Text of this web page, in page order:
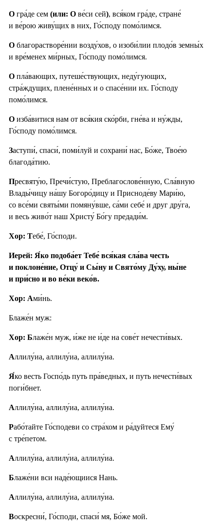
О гра́де сем (или: О ве́си сей), вся́ком гра́де, стране́
и ве́рою живу́щих в них, Го́споду помо́лимся.
О благорастворе́нии возду́хов, о изоби́лии плодо́в земны́х
и вре́менех ми́рных, Го́споду помо́лимся.
О пла́вающих, путеше́ствующих, неду́гующих,
стра́ждущих, плене́нных и о спасе́нии их. Го́споду
помо́лимся.
О изба́витися нам от вся́кия ско́рби, гне́ва и ну́жды,
Го́споду помо́лимся.
Заступи́, спаси́, поми́луй и сохрани́ нас, Бо́же, Твое́ю
благода́тию.
Пресвяту́ю, Пречи́стую, Преблагослове́нную, Сла́вную
Влады́чицу на́шу Богоро́дицу и Присноде́ву Мари́ю,
со все́ми святы́ми помяну́вше, са́ми себе́ и друг дру́га,
и весь живо́т наш Христу́ Бо́гу предади́м.
Хор: Тебе́, Го́споди.
Иерей: Я́ко подоба́ет Тебе́ вся́кая сла́ва честь
и поклоне́ние, Отцу́ и Сы́ну и Свято́му Ду́ху, ны́не
и при́сно и во ве́ки веко́в.
Хор: Ами́нь.
Блаже́н муж:
Хор: Блаже́н муж, и́же не и́де на сове́т нечести́вых.
Аллилу́иа, аллилу́иа, аллилу́иа.
Я́ко весть Госпо́дь путь пра́ведных, и путь нечести́вых
поги́бнет.
Аллилу́иа, аллилу́иа, аллилу́иа.
Рабо́тайте Го́сподеви со стра́хом и ра́дуйтеся Ему́
с тре́петом.
Аллилу́иа, аллилу́иа, аллилу́иа.
Блаже́ни вси наде́ющиися Нань.
Аллилу́иа, аллилу́иа, аллилу́иа.
Воскресни́, Го́споди, спаси́ мя, Бо́же мой.